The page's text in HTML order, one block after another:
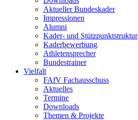
Aktueller Bundeskader
Impressionen
Alumni
Kader- und Stützpunktstruktur
Kaderbewerbung
Athletensprecher
Bundestrainer
Vielfalt
FAfV Fachausschuss
Aktuelles
Termine
Downloads
Themen & Projekte